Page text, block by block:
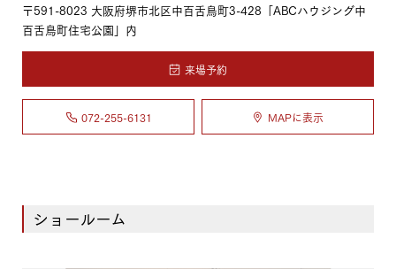
〒591-8023 大阪府堺市北区中百舌鳥町3-428「ABCハウジング中
百舌鳥町住宅公園」内
来場予約
072-255-6131 MAPに表示
ショールーム